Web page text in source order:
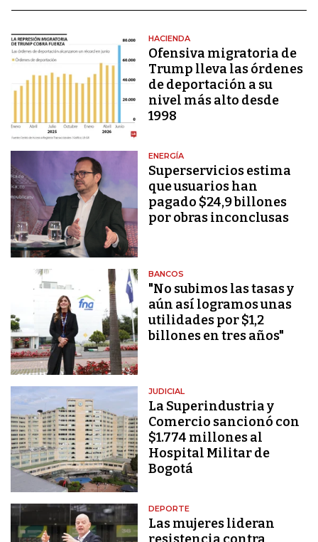
HACIENDA
Ofensiva migratoria de
Trump lleva las órdenes
de deportación a su
nivel más alto desde
1998
ENERGÍA
Superservicios estima
que usuarios han
pagado $24,9 billones
por obras inconclusas
BANCOS
"No subimos las tasas y
aún así logramos unas
utilidades por $1,2
billones en tres años"
JUDICIAL
La Superindustria y
Comercio sancionó con
$1.774 millones al
Hospital Militar de
Bogotá
DEPORTE
Las mujeres lideran